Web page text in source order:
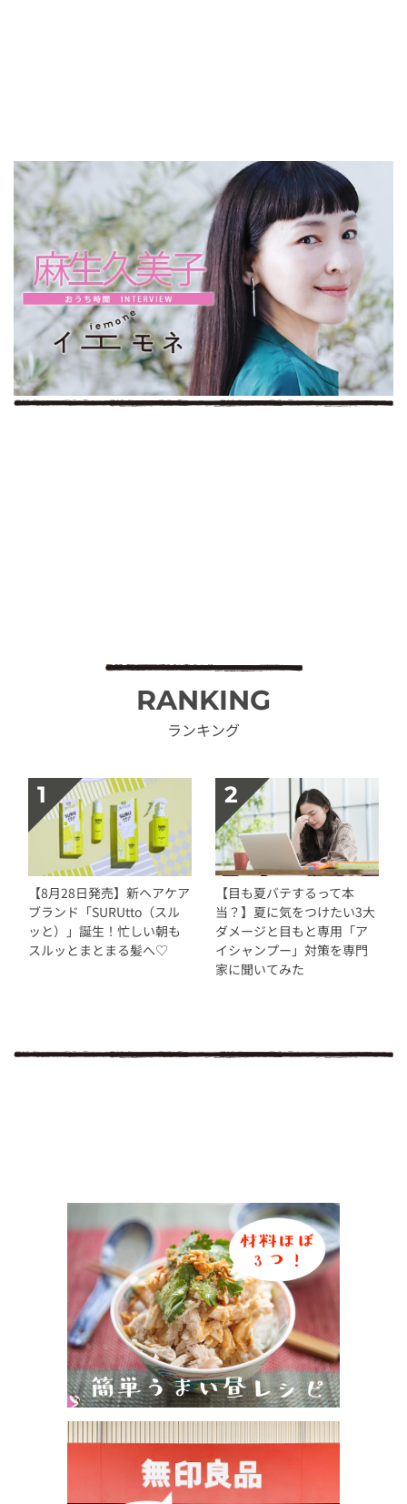
RANKING
ランキング
【8月28日発売】新ヘアケア
ブランド「SURUtto（スル
ッと）」誕生！忙しい朝も
スルッとまとまる髪へ♡
【目も夏バテするって本
当？】夏に気をつけたい3大
ダメージと目もと専用「ア
イシャンプー」対策を専門
家に聞いてみた